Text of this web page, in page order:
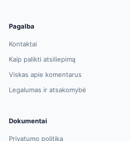
Pagalba
Kontaktai
Kaip palikti atsiliepimą
Viskas apie komentarus
Legalumas ir atsakomybė
Dokumentai
Privatumo politika